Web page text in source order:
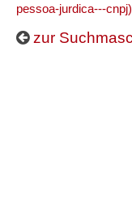
pessoa-jurdica---cnpj)
zur